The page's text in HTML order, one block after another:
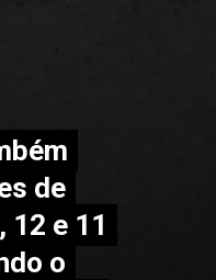
de
12 e 11
o
de
12 e 11
o